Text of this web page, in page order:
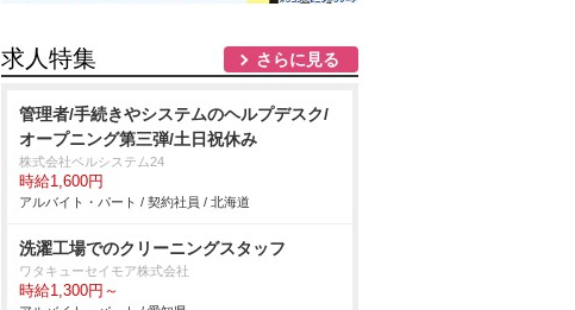
求人特集 さらに見る
管理者/手続きやシステムのヘルプデスク/
オープニング第三弾/土日祝休み
株式会社ベルシステム24
時給1,600円
アルバイト・パート / 契約社員 / 北海道
洗濯工場でのクリーニングスタッフ
ワタキューセイモア株式会社
時給1,300円～